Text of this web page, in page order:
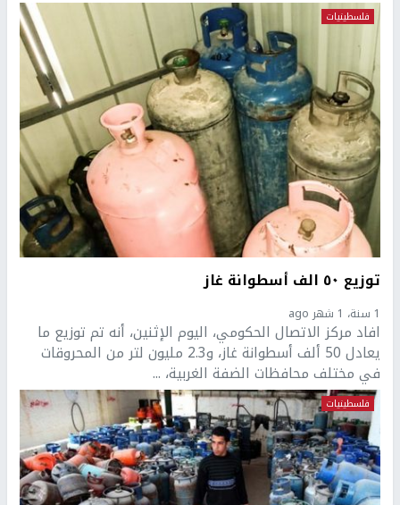
فلسطينيات
توزيع ٥٠ الف أسطوانة غاز
1 سنة، 1 شهر ago
افاد مركز الاتصال الحكومي، اليوم الإثنين، أنه تم توزيع ما
يعادل 50 ألف أسطوانة غاز، و2.3 مليون لتر من المحروقات
في مختلف محافظات الضفة الغربية، ...
فلسطينيات